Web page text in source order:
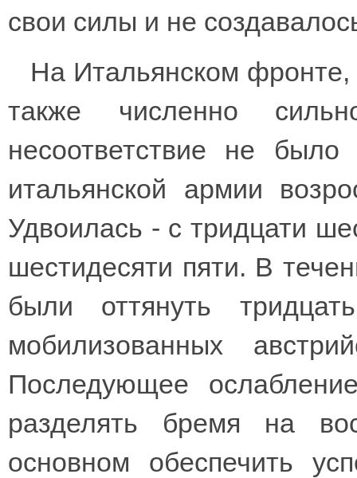
свои силы и не
На Итальянском
также численно
несоответствие не
итальянской армии
Удвоилась - с тридцати
шестидесяти пяти. В
были оттянуть
мобилизованных
Последующее
разделять бремя на
основном обеспечить